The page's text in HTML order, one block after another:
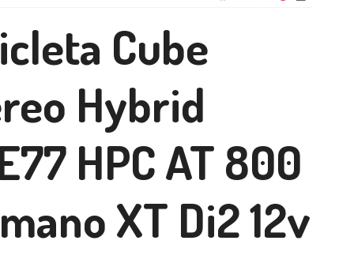
Cube
Hybrid
HPC AT 800
XT Di2 12v